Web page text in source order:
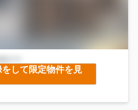
して限定物件を見